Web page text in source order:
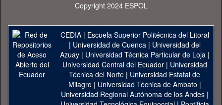
Copyright 2024 ESPOL
CEDIA| Escuela Superior Politécnica del Litoral
| Universidad de Cuenca| Universidad del
Azuay| Universidad Técnica Particular de Loja|
Universidad Central del Ecuador| Universidad
Técnica del Norte | Universidad Estatal de
Milagro | Universidad Técnica de Ambato |
Universidad Regional Autónoma de los Andes|